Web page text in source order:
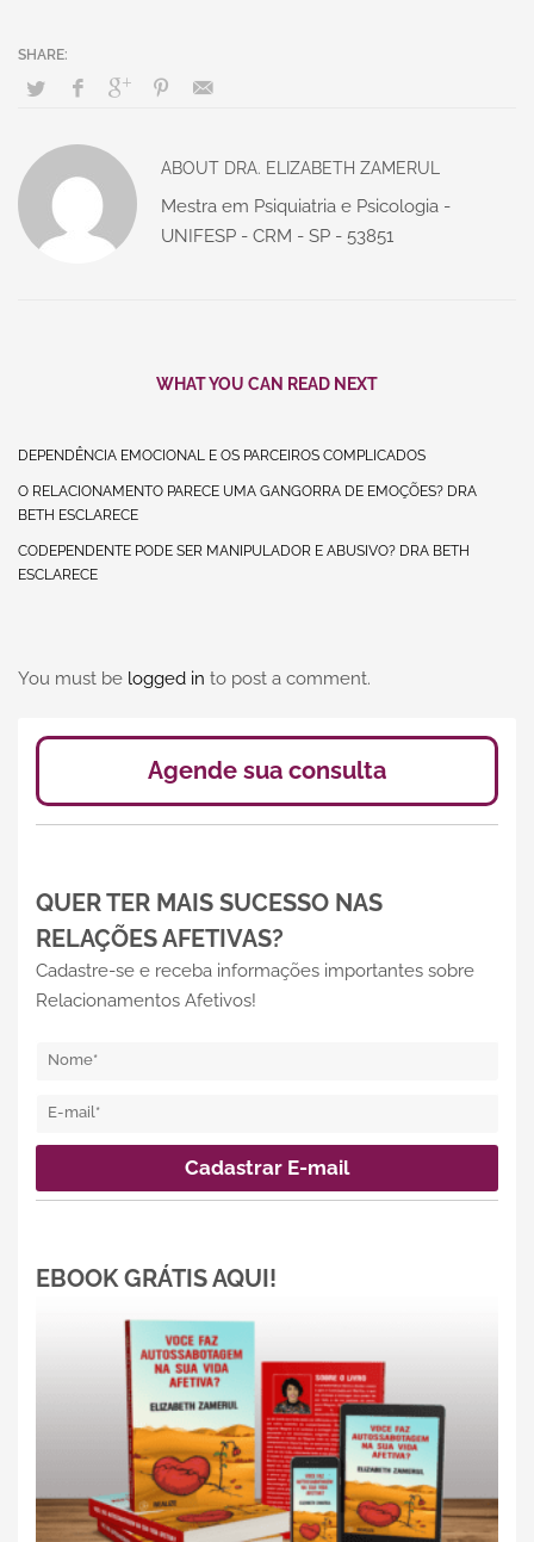
ABOUT DRA. ELIZABETH ZAMERUL
Mestra em Psiquiatria e Psicologia -
UNIFESP - CRM - SP - 53851
WHAT YOU CAN READ NEXT
DEPENDÊNCIA EMOCIONAL E OS PARCEIROS COMPLICADOS
O RELACIONAMENTO PARECE UMA GANGORRA DE EMOÇÕES? DRA
BETH ESCLARECE
CODEPENDENTE PODE SER MANIPULADOR E ABUSIVO? DRA BETH
ESCLARECE
You must be logged in to post a comment.
Agende sua consulta
QUER TER MAIS SUCESSO NAS
RELAÇÕES AFETIVAS?
Cadastre-se e receba informações importantes sobre
Relacionamentos Afetivos!
EBOOK GRÁTIS AQUI!